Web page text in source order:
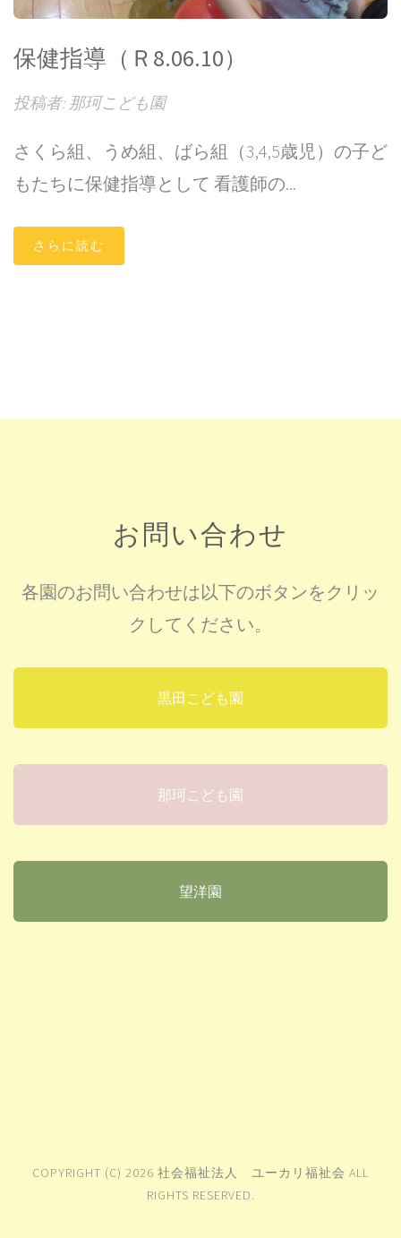
保健指導（Ｒ8.06.10）
投稿者: 那珂こども園
さくら組、うめ組、ばら組（3,4,5歳児）の子ど
もたちに保健指導として 看護師の...
さらに読む
お問い合わせ
各園のお問い合わせは以下のボタンをクリッ
クしてください。
黒田こども園
那珂こども園
望洋園
COPYRIGHT (C) 2026 社会福祉法人 ユーカリ福祉会 ALL
RIGHTS RESERVED.